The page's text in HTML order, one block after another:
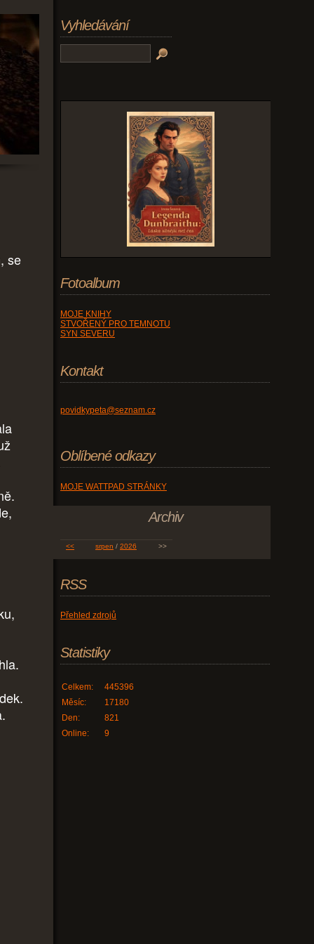
se
Vyhledávání
Fotoalbum
MOJE KNIHY
STVOŘENÝ PRO TEMNOTU
SYN SEVERU
Kontakt
povidkypeta@seznam.cz
Oblíbené odkazy
MOJE WATTPAD STRÁNKY
Archiv
<< srpen / 2026 >>
RSS
Přehled zdrojů
Statistiky
Online: 9
Celkem:
445396
Měsíc:
17180
Den:
821